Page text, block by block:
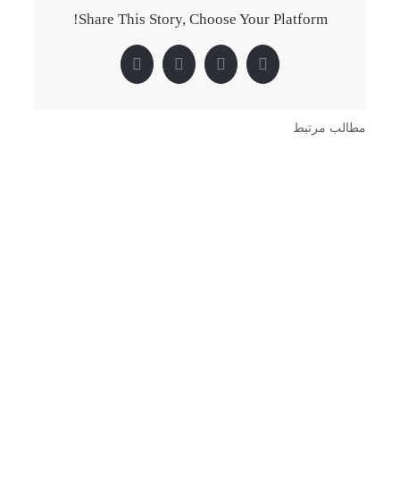
Share This Story, Choose Your Platform!
Facebook
Twitter
LinkedIn
Pinterest
مطالب مرتبط